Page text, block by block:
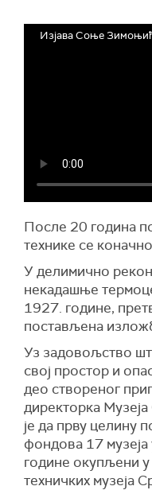
Изјава Соње
После 20 година
технике се
У делимично
некадашње
1927. године,
постављена
Уз задовољство
свој простор и
део створеног
директорка
је да прву целину
фондова 17 музеја
године окупљени
техничких музеја